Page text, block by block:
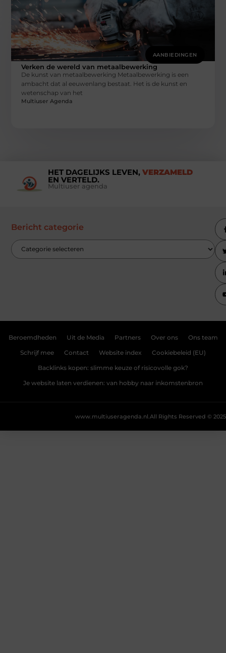
AANBIEDINGEN
Verken de wereld van metaalbewerking
De kunst van metaalbewerking Metaalbewerking is een
ambacht dat al eeuwenlang bestaat. Het is de kunst en
wetenschap van het
Multiuser Agenda
HET DAGELIJKS LEVEN, VERZAMELD
EN VERTELD.
Multiuser agenda
Bericht categorie
Beroemdheden Uit de Media Partners Over ons Ons team
Schrijf mee Contact Website index Cookiebeleid (EU)
Backlinks kopen: slimme keuze of risicovolle gok?
Je website laten verdienen: van hobby naar inkomstenbron
All Rights Reserved © 2025
www.multiuseragenda.nl.